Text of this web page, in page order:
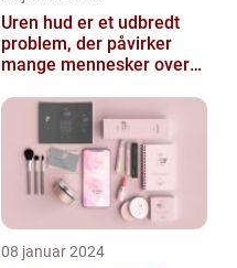
Uren hud er et udbredt
problem, der påvirker
mange mennesker over
08 januar 2024